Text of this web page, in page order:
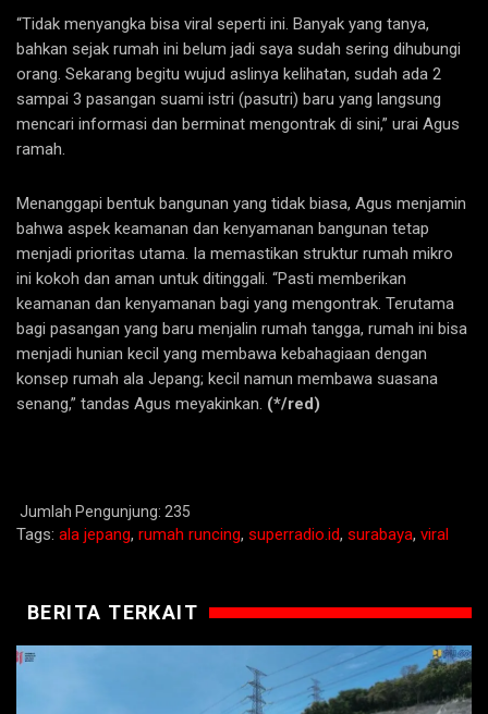
“Tidak menyangka bisa viral seperti ini. Banyak yang tanya,
bahkan sejak rumah ini belum jadi saya sudah sering dihubungi
orang. Sekarang begitu wujud aslinya kelihatan, sudah ada 2
sampai 3 pasangan suami istri (pasutri) baru yang langsung
mencari informasi dan berminat mengontrak di sini,” urai Agus
ramah.
Menanggapi bentuk bangunan yang tidak biasa, Agus menjamin
bahwa aspek keamanan dan kenyamanan bangunan tetap
menjadi prioritas utama. Ia memastikan struktur rumah mikro
ini kokoh dan aman untuk ditinggali. “Pasti memberikan
keamanan dan kenyamanan bagi yang mengontrak. Terutama
bagi pasangan yang baru menjalin rumah tangga, rumah ini bisa
menjadi hunian kecil yang membawa kebahagiaan dengan
konsep rumah ala Jepang; kecil namun membawa suasana
senang,” tandas Agus meyakinkan. (*/red)
Jumlah Pengunjung: 235
Tags: ala jepang, rumah runcing, superradio.id, surabaya, viral
BERITA TERKAIT